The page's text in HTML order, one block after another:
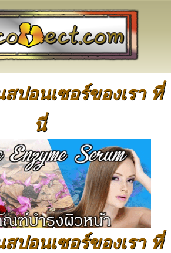
อนเซอร์ของเรา ที่
นี่
อนเซอร์ของเรา ที่